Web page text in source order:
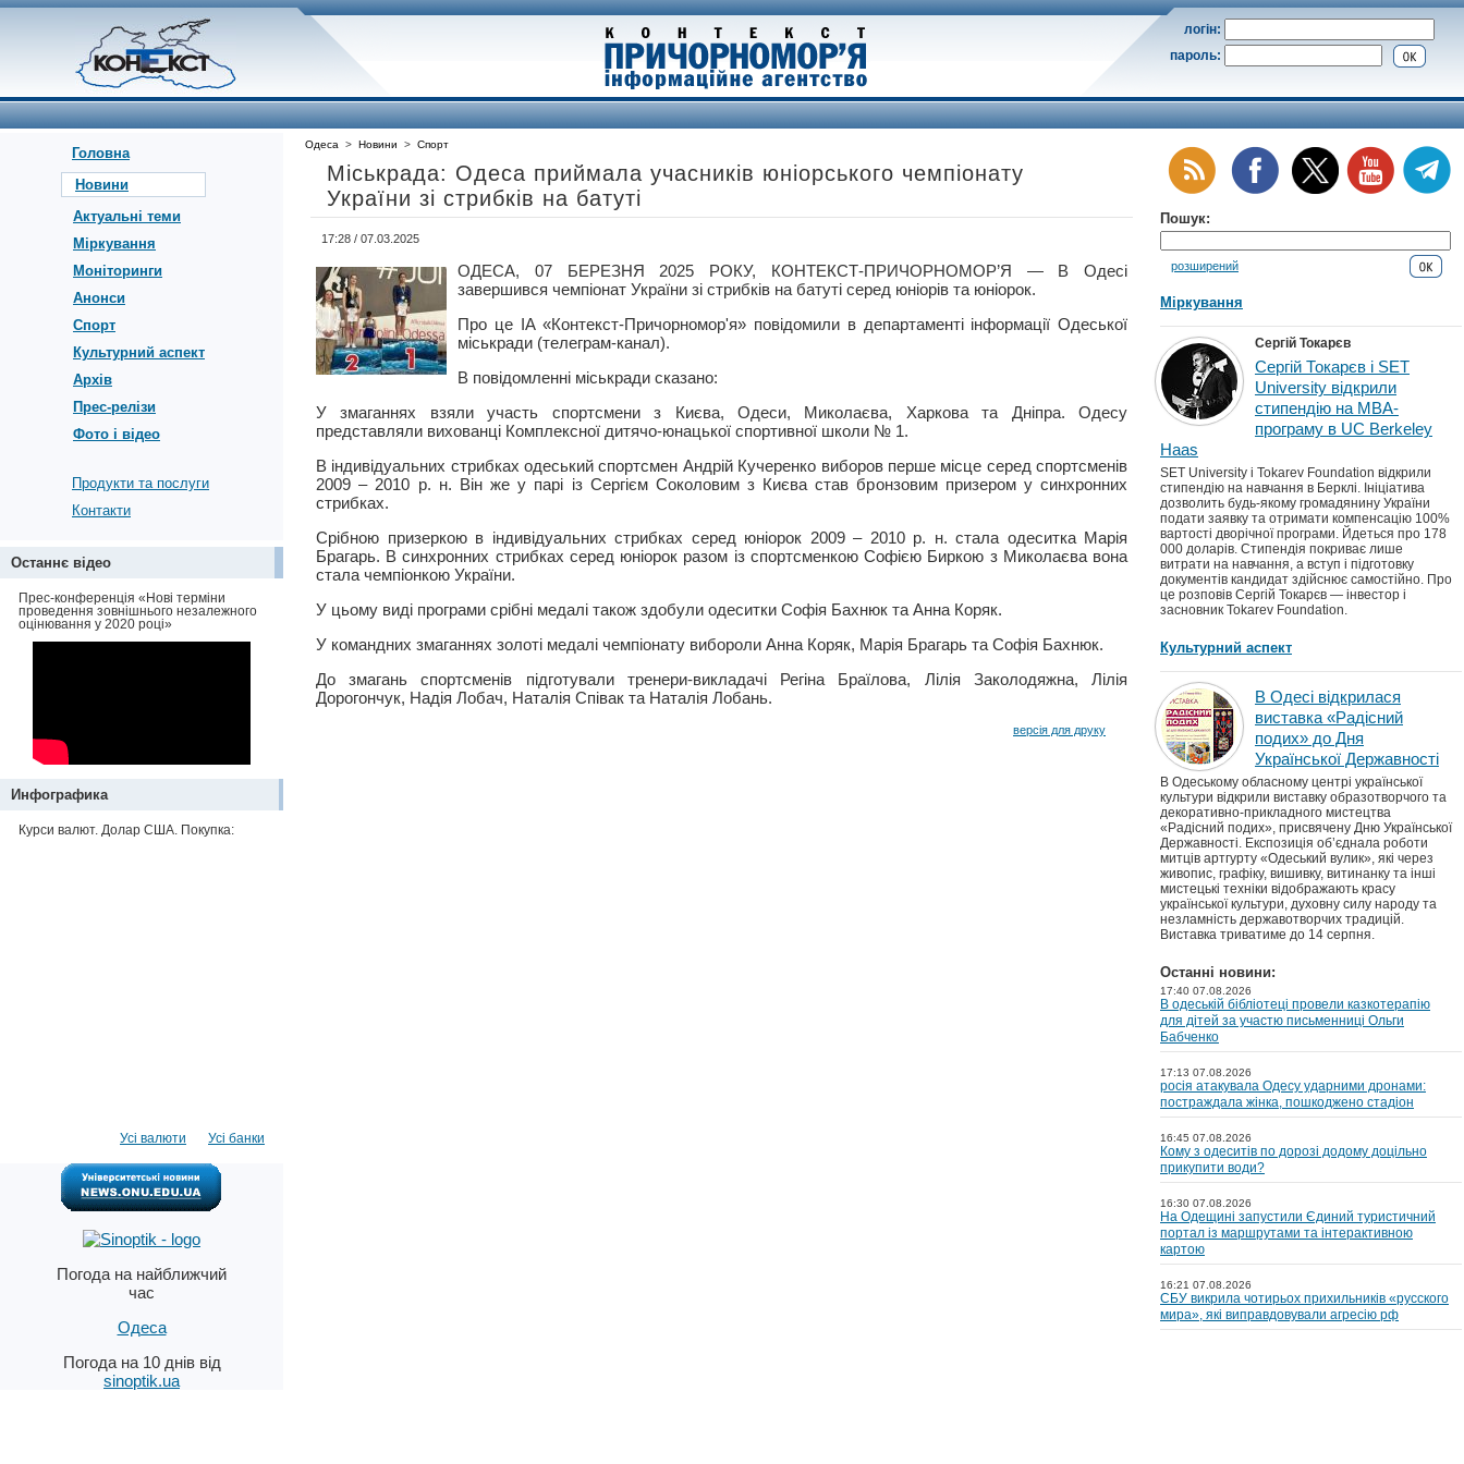
логін:
пароль:
Головна
Новини
Актуальні теми
Міркування
Моніторинги
Анонси
Спорт
Культурний аспект
Архів
Прес-релізи
Фото і відео
Продукти та послуги
Контакти
Останнє відео
Прес-конференція «Нові терміни
проведення зовнішнього незалежного
оцінювання у 2020 році»
Инфографика
Курси валют. Долар США. Покупка:
Усі банки
Усі валюти
Погода на найближчий
час
Одеса
Погода на 10 днів від
sinoptik.ua
Одеса > Новини > Спорт
Міськрада: Одеса приймала учасників юніорського чемпіонату
України зі стрибків на батуті
17:28 / 07.03.2025
ОДЕСА, 07 БЕРЕЗНЯ 2025 РОКУ, КОНТЕКСТ-ПРИЧОРНОМОР’Я — В Одесі
завершився чемпіонат України зі стрибків на батуті серед юніорів та юніорок.
Про це ІА «Контекст-Причорномор'я» повідомили в департаменті інформації Одеської
міськради (телеграм-канал).
В повідомленні міськради сказано:
У змаганнях взяли участь спортсмени з Києва, Одеси, Миколаєва, Харкова та Дніпра. Одесу
представляли вихованці Комплексної дитячо-юнацької спортивної школи № 1.
В індивідуальних стрибках одеський спортсмен Андрій Кучеренко виборов перше місце серед спортсменів
2009 – 2010 р. н. Він же у парі із Сергієм Соколовим з Києва став бронзовим призером у синхронних
стрибках.
Срібною призеркою в індивідуальних стрибках серед юніорок 2009 – 2010 р. н. стала одеситка Марія
Брагарь. В синхронних стрибках серед юніорок разом із спортсменкою Софією Биркою з Миколаєва вона
стала чемпіонкою України.
У цьому виді програми срібні медалі також здобули одеситки Софія Бахнюк та Анна Коряк.
У командних змаганнях золоті медалі чемпіонату вибороли Анна Коряк, Марія Брагарь та Софія Бахнюк.
До змагань спортсменів підготували тренери-викладачі Регіна Браїлова, Лілія Заколодяжна, Лілія
Дорогончук, Надія Лобач, Наталія Співак та Наталія Лобань.
версія для друку
Пошук:
розширений
Міркування
Сергій Токарєв
Сергій Токарєв і SET
University відкрили
стипендію на MBA-
програму в UC Berkeley
Haas
SET University і Tokarev Foundation відкрили
стипендію на навчання в Берклі. Ініціатива
дозволить будь-якому громадянину України
подати заявку та отримати компенсацію 100%
вартості дворічної програми. Йдеться про 178
000 доларів. Стипендія покриває лише
витрати на навчання, а вступ і підготовку
документів кандидат здійснює самостійно. Про
це розповів Сергій Токарєв — інвестор і
засновник Tokarev Foundation.
Культурний аспект
В Одесі відкрилася
виставка «Радісний
подих» до Дня
Української Державності
В Одеському обласному центрі української
культури відкрили виставку образотворчого та
декоративно-прикладного мистецтва
«Радісний подих», присвячену Дню Української
Державності. Експозиція об’єднала роботи
митців артгурту «Одеський вулик», які через
живопис, графіку, вишивку, витинанку та інші
мистецькі техніки відображають красу
української культури, духовну силу народу та
незламність державотворчих традицій.
Виставка триватиме до 14 серпня.
Останні новини:
17:40 07.08.2026
В одеській бібліотеці провели казкотерапію
для дітей за участю письменниці Ольги
Бабченко
17:13 07.08.2026
росія атакувала Одесу ударними дронами:
постраждала жінка, пошкоджено стадіон
16:45 07.08.2026
Кому з одеситів по дорозі додому доцільно
прикупити води?
16:30 07.08.2026
На Одещині запустили Єдиний туристичний
портал із маршрутами та інтерактивною
картою
16:21 07.08.2026
СБУ викрила чотирьох прихильників «русского
мира», які виправдовували агресію рф